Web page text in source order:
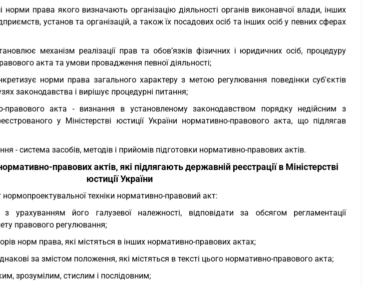
норми права якого визначають організацію діяльності органів виконавчої влади, інших
установ та організацій, а також їх посадових осіб та інших осіб у певних сферах
механізм реалізації прав та обов’язків фізичних і юридичних осіб, процедуру
акта та умови провадження певної діяльності;
норми права загального характеру з метою регулювання поведінки суб'єктів
законодавства і вирішує процедурні питання;
правового акта - визнання в установленому законодавством порядку недійсним з
у Міністерстві юстиції України нормативно-правового акта, що підлягав
- система засобів, методів і прийомів підготовки нормативно-правових актів.
правових актів, які підлягають державній реєстрації в Міністерстві
юстиції України
техніки нормативно-правовий акт:
урахуванням його галузевої належності, відповідати за обсягом регламентації
правового регулювання;
норм права, які містяться в інших нормативно-правових актах;
за змістом положення, які містяться в тексті цього нормативно-правового акта;
зрозумілим, стислим і послідовним;